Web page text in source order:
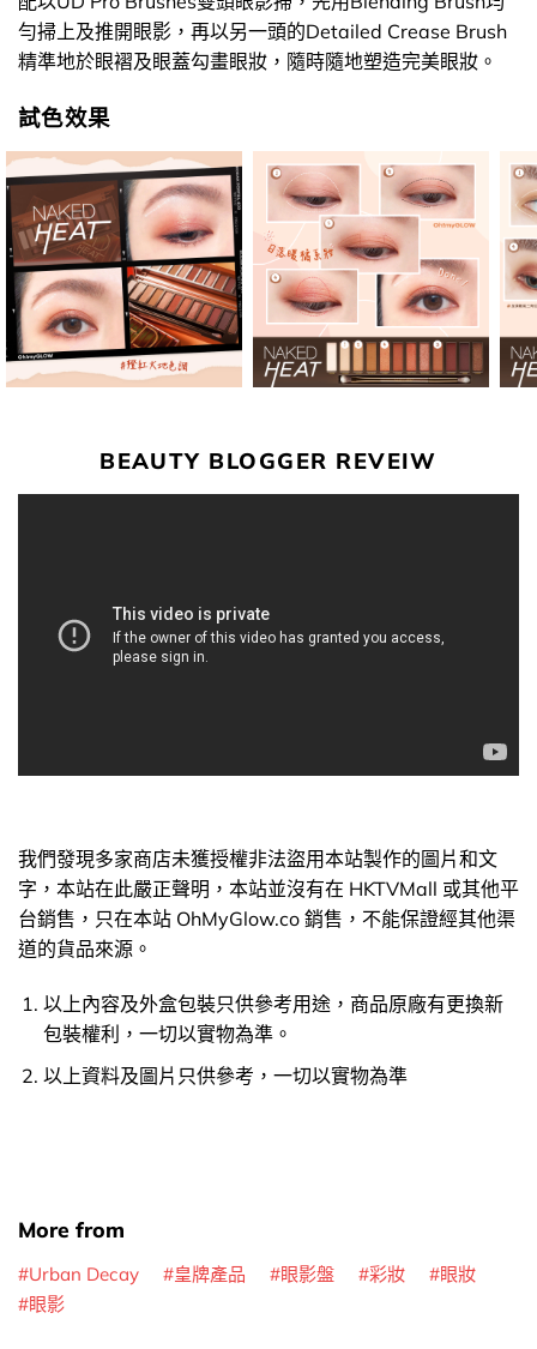
勻掃上及推開眼影，再以另一頭的Detailed Crease Brush
精準地於眼褶及眼蓋勾畫眼妝，隨時隨地塑造完美眼妝。
試色效果
BEAUTY BLOGGER REVEIW
我們發現多家商店未獲授權非法盜用本站製作的圖片和文
字，本站在此嚴正聲明，本站並沒有在 HKTVMall 或其他平
台銷售，只在本站 OhMyGlow.co 銷售，不能保證經其他渠
道的貨品來源。
以上內容及外盒包裝只供參考用途，商品原廠有更換新
包裝權利，一切以實物為準。
以上資料及圖片只供參考，一切以實物為準
More from
Urban Decay 皇牌產品 眼影盤 彩妝
眼妝
眼影